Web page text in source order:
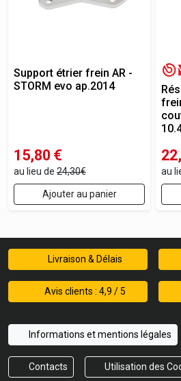
Support étrier frein AR -
STORM evo ap.2014
15,80 €
au lieu de 24,30€
Ajouter au panier
au
Livraison & Délais
Avis clients : 4,9 / 5
Informations et mentions légales
Contacts Utilisation des